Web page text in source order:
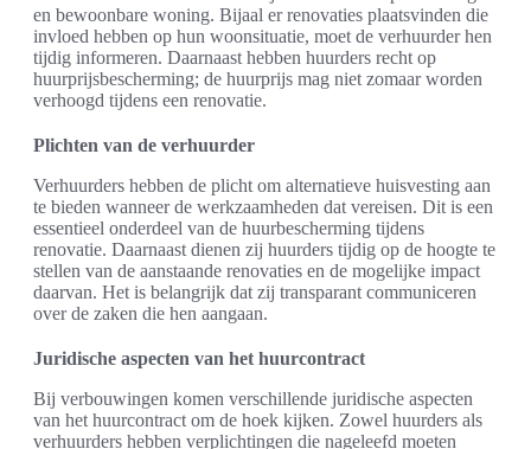
en bewoonbare woning. Bijaal er renovaties plaatsvinden die
invloed hebben op hun woonsituatie, moet de verhuurder hen
tijdig informeren. Daarnaast hebben huurders recht op
huurprijsbescherming; de huurprijs mag niet zomaar worden
verhoogd tijdens een renovatie.
Plichten van de verhuurder
Verhuurders hebben de plicht om alternatieve huisvesting aan
te bieden wanneer de werkzaamheden dat vereisen. Dit is een
essentieel onderdeel van de huurbescherming tijdens
renovatie. Daarnaast dienen zij huurders tijdig op de hoogte te
stellen van de aanstaande renovaties en de mogelijke impact
daarvan. Het is belangrijk dat zij transparant communiceren
over de zaken die hen aangaan.
Juridische aspecten van het huurcontract
Bij verbouwingen komen verschillende juridische aspecten
van het huurcontract om de hoek kijken. Zowel huurders als
verhuurders hebben verplichtingen die nageleefd moeten